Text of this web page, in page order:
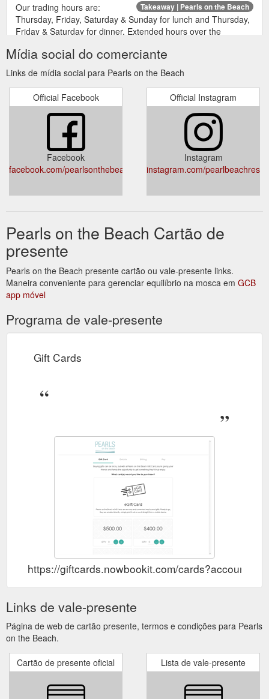
Takeaway | Pearls on the Beach
Our trading hours are:
Thursday, Friday, Saturday & Sunday for lunch and Thursday,
Friday & Saturday for dinner. Extended hours over the
https://www.pearlsonthebeach.com.au/takeaway
Mídia social do comerciante
Links de mídia social para Pearls on the Beach
Official Facebook
Facebook
facebook.com/pearlsonthebeach
Official Instagram
Instagram
instagram.com/
Pearls on the Beach Cartão de
presente
Pearls on the Beach presente cartão ou vale-presente links.
Maneira conveniente para gerenciar equilíbrio na mosca em GCB
app móvel
Programa de vale-presente
Gift Cards
https://giftcards.nowbookit.com/
Links de vale-presente
Página de web de cartão presente, termos e condições para Pearls
on the Beach.
Cartão de presente oficial Lista de vale-presente